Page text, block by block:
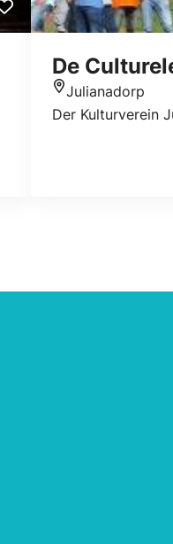
De
Julianadorp
Der Kulturverein